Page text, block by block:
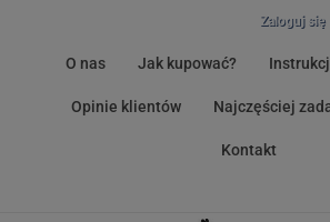
Zaloguj się
O nas Jak kupować?
Opinie klientów Najczęściej
Kontakt